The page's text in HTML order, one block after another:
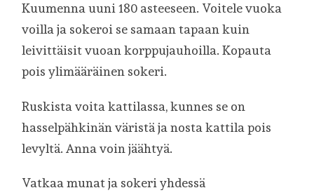
Kuumenna uuni 180 asteeseen. Voitele vuoka
voilla ja sokeroi se samaan tapaan kuin
leivittäisit vuoan korppujauhoilla. Kopauta
pois ylimääräinen sokeri.
Ruskista voita kattilassa, kunnes se on
hasselpähkinän väristä ja nosta kattila pois
levyltä. Anna voin jäähtyä.
Vatkaa munat ja sokeri yhdessä